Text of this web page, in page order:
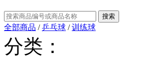
全部商品 /乒乓球 /训练球
分类：